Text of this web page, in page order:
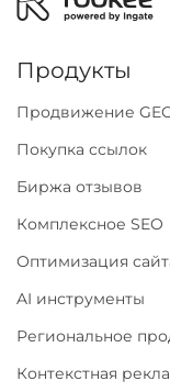
Продукты
Продвижение
Покупка ссылок
Биржа отзывов
Комплексное SEO
Оптимизация
AI инструменты
Региональное
Контекстная